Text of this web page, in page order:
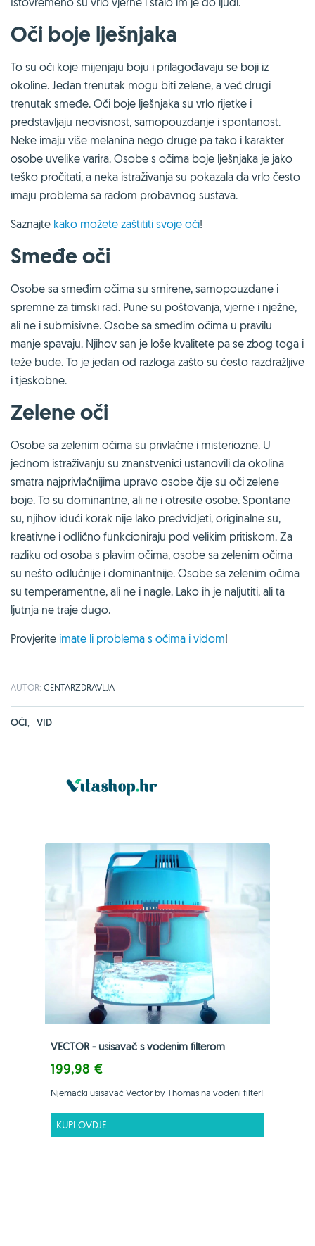
Oči boje lješnjaka
To su oči koje mijenjaju boju i prilagođavaju se boji iz
okoline. Jedan trenutak mogu biti zelene, a već drugi
trenutak smeđe. Oči boje lješnjaka su vrlo rijetke i
predstavljaju neovisnost, samopouzdanje i spontanost.
Neke imaju više melanina nego druge pa tako i karakter
osobe uvelike varira. Osobe s očima boje lješnjaka je jako
teško pročitati, a neka istraživanja su pokazala da vrlo često
imaju problema sa radom probavnog sustava.
Saznajte kako možete zaštititi svoje oči!
Smeđe oči
Osobe sa smeđim očima su smirene, samopouzdane i
spremne za timski rad. Pune su poštovanja, vjerne i nježne,
ali ne i submisivne. Osobe sa smeđim očima u pravilu
manje spavaju. Njihov san je loše kvalitete pa se zbog toga i
teže bude. To je jedan od razloga zašto su često razdražljive
i tjeskobne.
Zelene oči
Osobe sa zelenim očima su privlačne i misteriozne. U
jednom istraživanju su znanstvenici ustanovili da okolina
smatra najprivlačnijima upravo osobe čije su oči zelene
boje. To su dominantne, ali ne i otresite osobe. Spontane
su, njihov idući korak nije lako predvidjeti, originalne su,
kreativne i odlično funkcioniraju pod velikim pritiskom. Za
razliku od osoba s plavim očima, osobe sa zelenim očima
su nešto odlučnije i dominantnije. Osobe sa zelenim očima
su temperamentne, ali ne i nagle. Lako ih je naljutiti, ali ta
ljutnja ne traje dugo.
Provjerite imate li problema s očima i vidom!
AUTOR: CENTARZDRAVLJA
OČI, VID
VECTOR - usisavač s vodenim filterom
199,98 €
Njemački usisavač Vector by Thomas na vodeni filter!
KUPI OVDJE